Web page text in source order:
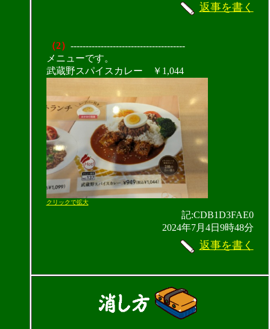
返事を書く
（2） --------------------------------------
メニューです。
武蔵野スパイスカレー ￥1,044
クリックで拡大
記:CDB1D3FAE0
2024年7月4日9時48分
返事を書く